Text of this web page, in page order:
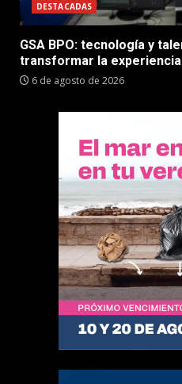
DESTACADAS
GSA BPO: tecnología y
transformar la
6 de agosto de 2026